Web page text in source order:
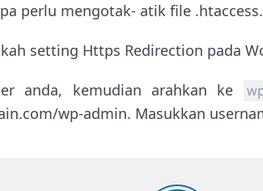
perlu mengotak- atik file .htaccess.
setting Https Redirection pada
anda, kemudian arahkan ke
wp-admin. Masukkan